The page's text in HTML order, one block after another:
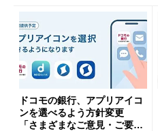
ドコモの銀行、アプリアイコ
ンを選べるよう方針変更
「さまざまなご意見・ご要望